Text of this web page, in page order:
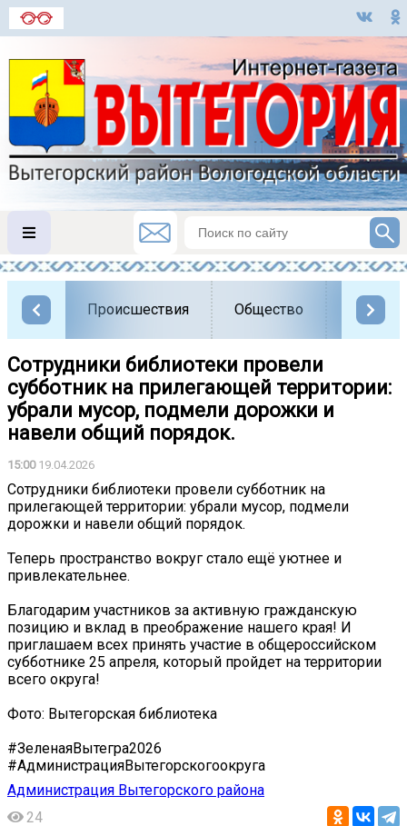
Происшествия Общество Власть
Сотрудники библиотеки провели
субботник на прилегающей территории:
убрали мусор, подмели дорожки и
навели общий порядок.
15:0019.04.2026
Сотрудники библиотеки провели субботник на
прилегающей территории: убрали мусор, подмели
дорожки и навели общий порядок.
Теперь пространство вокруг стало ещё уютнее и
привлекательнее.
Благодарим участников за активную гражданскую
позицию и вклад в преображение нашего края! И
приглашаем всех принять участие в общероссийском
субботнике 25 апреля, который пройдет на территории
всего округа!
Фото: Вытегорская библиотека
#ЗеленаяВытегра2026
#АдминистрацияВытегорскогоокруга
Администрация Вытегорского района
24